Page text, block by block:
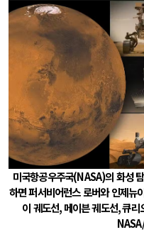
미국항공우주국(NASA)의 화성
하면 퍼서비어런스 로버와 인제뉴
이 궤도선,메이븐 궤도선,큐리